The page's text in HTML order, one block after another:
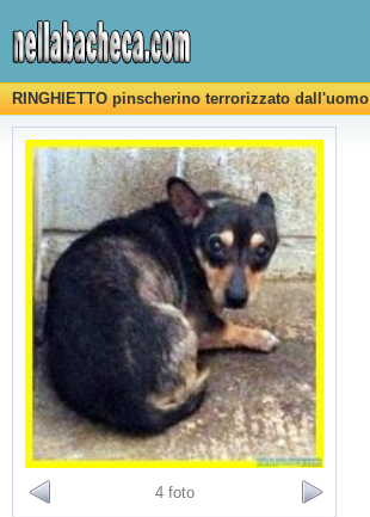
RINGHIETTO pinscherino terrorizzato dall'uomo
4 foto